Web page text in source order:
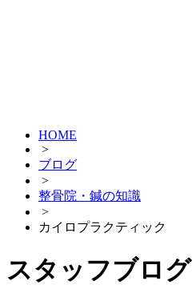
HOME
>
ブログ
>
整骨院・鍼の知識
>
カイロプラクティック
スタッフブログ